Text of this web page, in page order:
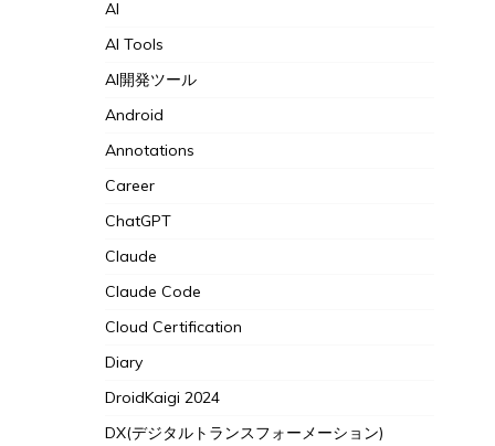
AI
AI Tools
AI開発ツール
Android
Annotations
Career
ChatGPT
Claude
Claude Code
Cloud Certification
Diary
DroidKaigi 2024
DX(デジタルトランスフォーメーション)